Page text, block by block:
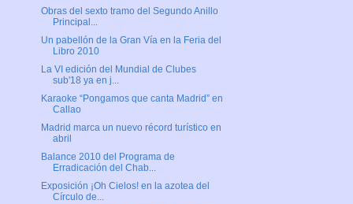
Obras del sexto tramo del Segundo Anillo
Principal...
Un pabellón de la Gran Vía en la Feria del
Libro 2010
La VI edición del Mundial de Clubes
sub'18 ya en j...
Karaoke “Pongamos que canta Madrid” en
Callao
Madrid marca un nuevo récord turístico en
abril
Balance 2010 del Programa de
Erradicación del Chab...
Exposición ¡Oh Cielos! en la azotea del
Círculo de...